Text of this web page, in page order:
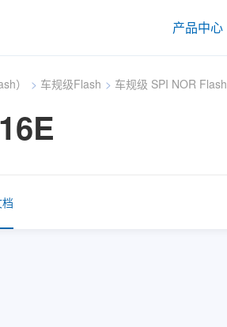
产品中心
） > 车规级Flash > 车规级 SPI NOR Flash